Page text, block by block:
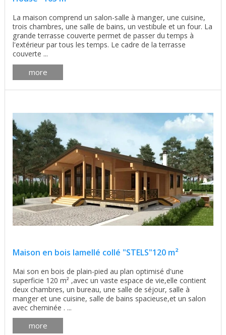
La maison comprend un salon-salle à manger, une cuisine,
trois chambres, une salle de bains, un vestibule et un four. La
grande terrasse couverte permet de passer du temps à
l'extérieur par tous les temps. Le cadre de la terrasse
couverte ...
more
Maison en bois lamellé collé "STELS"120 m²
Mai son en bois de plain-pied au plan optimisé d'une
superficie 120 m² ,avec un vaste espace de vie,elle contient
deux chambres, un bureau, une salle de séjour, salle à
manger et une cuisine, salle de bains spacieuse,et un salon
avec cheminée . ...
more